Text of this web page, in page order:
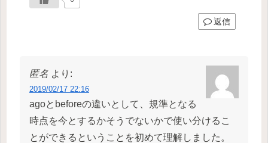
返信
匿名 より:
2019/02/17 22:16
agoとbeforeの違いとして、規準となる
時点を今とするかそうでないかで使い分けるこ
とができるということを初めて理解しました。